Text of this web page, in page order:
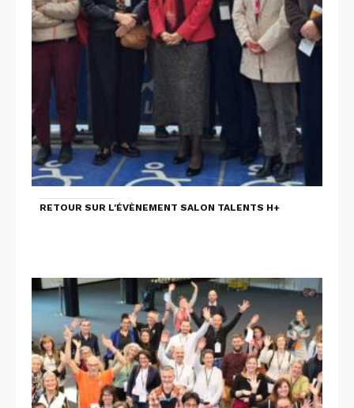
RETOUR SUR L'ÉVÈNEMENT SALON TALENTS H+